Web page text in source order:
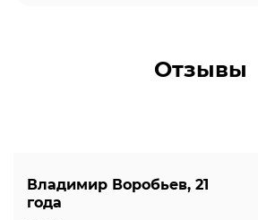
Отзывы
Владимир Воробьев, 21
года